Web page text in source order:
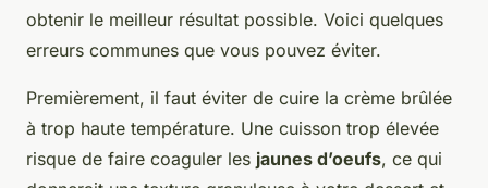
obtenir le meilleur résultat possible. Voici quelques
erreurs communes que vous pouvez éviter.
Premièrement, il faut éviter de cuire la crème brûlée
à trop haute température. Une cuisson trop élevée
risque de faire coaguler les jaunes d’oeufs, ce qui